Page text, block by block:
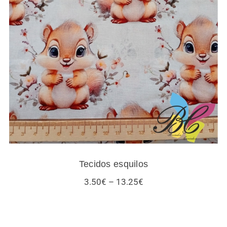
Tecidos esquilos
Tecidos esquilos
3.50€ – 13.25€Price